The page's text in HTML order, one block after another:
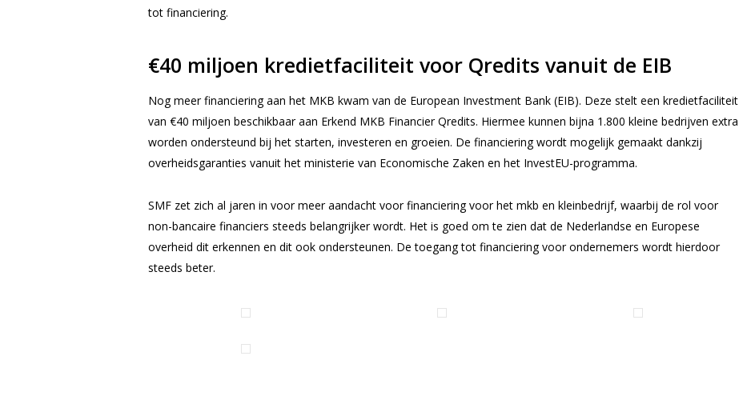
tot financiering.
€40 miljoen kredietfaciliteit voor Qredits vanuit de EIB
Nog meer financiering aan het MKB kwam van de European Investment Bank (EIB). Deze stelt een kredietfaciliteit
van €40 miljoen beschikbaar aan Erkend MKB Financier Qredits. Hiermee kunnen bijna 1.800 kleine bedrijven extra
worden ondersteund bij het starten, investeren en groeien. De financiering wordt mogelijk gemaakt dankzij
overheidsgaranties vanuit het ministerie van Economische Zaken en het InvestEU-programma.
SMF zet zich al jaren in voor meer aandacht voor financiering voor het mkb en kleinbedrijf, waarbij de rol voor
non-bancaire financiers steeds belangrijker wordt. Het is goed om te zien dat de Nederlandse en Europese
overheid dit erkennen en dit ook ondersteunen. De toegang tot financiering voor ondernemers wordt hierdoor
steeds beter.